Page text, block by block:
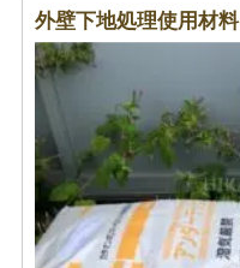
外壁下地処理使用材料